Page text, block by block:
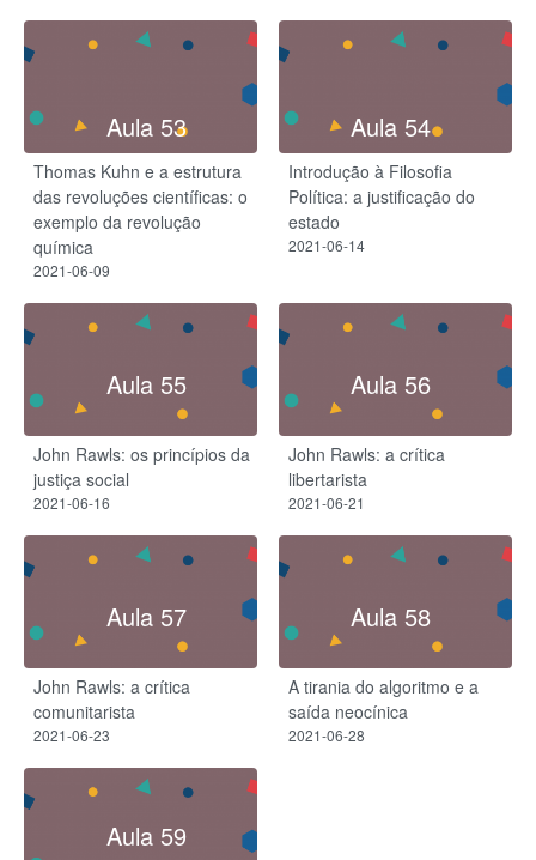
Aula 53
Thomas Kuhn e a estrutura
das revoluções científicas: o
exemplo da revolução
química
2021-06-09
Aula 54
Introdução à Filosofia
Política: a justificação do
estado
2021-06-14
Aula 55
John Rawls: os princípios da
justiça social
2021-06-16
Aula 56
John Rawls: a crítica
libertarista
2021-06-21
Aula 57
John Rawls: a crítica
comunitarista
2021-06-23
Aula 58
A tirania do algoritmo e a
saída neocínica
2021-06-28
Aula 59